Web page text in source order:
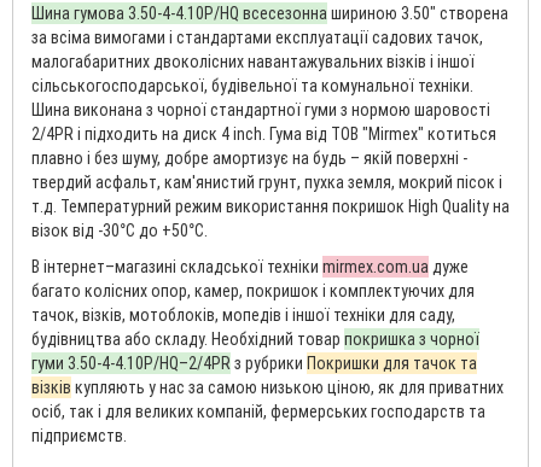
Шина гумова 3.50-4-4.10P/HQ всесезонна шириною 3.50″ створена
за всіма вимогами і стандартами експлуатації садових тачок,
малогабаритних двоколісних навантажувальних візків і іншої
сільськогосподарської, будівельної та комунальної техніки.
Шина виконана з чорної стандартної гуми з нормою шаровості
2/4PR і підходить на диск 4 inch. Гума від ТОВ "Mirmex" котиться
плавно і без шуму, добре амортизує на будь – якій поверхні -
твердий асфальт, кам'янистий грунт, пухка земля, мокрий пісок і
т.д. Температурний режим використання покришок High Quality на
візок від -30°С до +50°С.
В інтернет–магазині складської техніки mirmex.com.ua дуже
багато колісних опор, камер, покришок і комплектуючих для
тачок, візків, мотоблоків, мопедів і іншої техніки для саду,
будівництва або складу. Необхідний товар покришка з чорної
гуми 3.50-4-4.10P/HQ–2/4PRз рубрики Покришки для тачок та
візків купляють у нас за самою низькою ціною, як для приватних
осіб, так і для великих компаній, фермерських господарств та
підприємств.